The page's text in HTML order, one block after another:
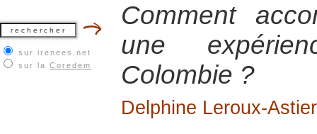
sur irenees.net
sur la Coredem
Comment
une
Colombie ?
Delphine Leroux-Astier